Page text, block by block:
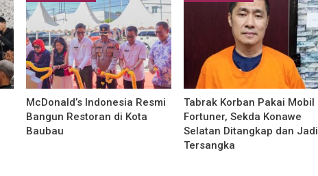
McDonald’s Indonesia Resmi
Bangun Restoran di Kota
Baubau
Tabrak Korban Pakai Mobil
Fortuner, Sekda Konawe
Selatan Ditangkap dan Jadi
Tersangka